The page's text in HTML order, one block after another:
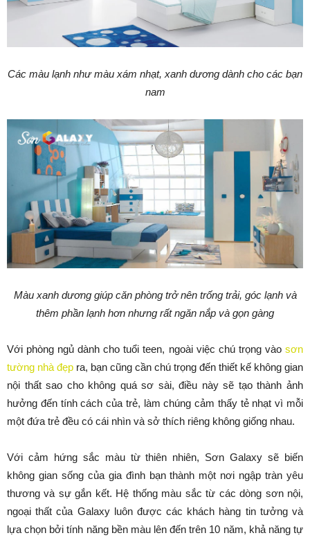
Các màu lạnh như màu xám nhạt, xanh dương dành cho các bạn
nam
Màu xanh dương giúp căn phòng trở nên trống trải, góc lạnh và
thêm phần lạnh hơn nhưng rất ngăn nắp và gọn gàng
Với phòng ngủ dành cho tuổi teen, ngoài việc chú trọng vào sơn
tường nhà đẹp ra, bạn cũng cần chú trọng đến thiết kế không gian
nội thất sao cho không quá sơ sài, điều này sẽ tạo thành ảnh
hưởng đến tính cách của trẻ, làm chúng cảm thấy tẻ nhạt vì mỗi
một đứa trẻ đều có cái nhìn và sở thích riêng không giống nhau.
Với cảm hứng sắc màu từ thiên nhiên, Sơn Galaxy sẽ biến
không gian sống của gia đình bạn thành một nơi ngập tràn yêu
thương và sự gắn kết. Hệ thống màu sắc từ các dòng sơn nội,
ngoại thất của Galaxy luôn được các khách hàng tin tưởng và
lựa chọn bởi tính năng bền màu lên đến trên 10 năm, khả năng tự